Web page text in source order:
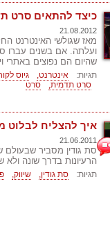
כיצד להתאים סרט
21.08.2012
מאז שגולשי האינטרנט
ועלתה. אם בשנים עברו
שהיום הם נפוצים באתרי
תגיות: אינטרנט, גיוס
סרט תדמית,
סרט
איך להצליח לבלוט
21.06.2011
סת גודין מסביר
הרעיונות בדרך שונה ולא
תגיות: סת גודין, שיווק,